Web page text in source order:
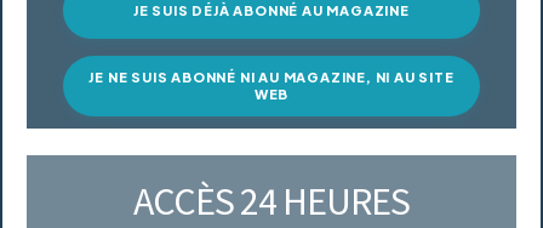
JE SUIS DÉJÀ ABONNÉ AU MAGAZINE
JE NE SUIS ABONNÉ NI AU MAGAZINE, NI AU SITE
WEB
ACCÈS 24 HEURES